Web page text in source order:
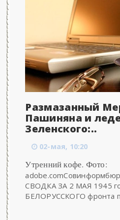
Размазанный
Пашиняна и
Зеленского:..
02-мая, 10:20
Утренний кофе. Фото:
СВОДКА ЗА 2 МАЯ 1945
БЕЛОРУССКОГО фронта